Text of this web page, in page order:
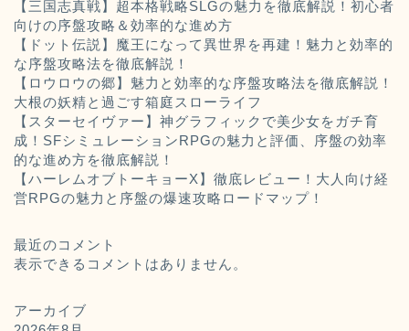
【三国志真戦】超本格戦略SLGの魅力を徹底解説！初心者
向けの序盤攻略＆効率的な進め方
【ドット伝説】魔王になって異世界を再建！魅力と効率的
な序盤攻略法を徹底解説！
【ロウロウの郷】魅力と効率的な序盤攻略法を徹底解説！
大根の妖精と過ごす箱庭スローライフ
【スターセイヴァー】神グラフィックで美少女をガチ育
成！SFシミュレーションRPGの魅力と評価、序盤の効率
的な進め方を徹底解説！
【ハーレムオブトーキョーX】徹底レビュー！大人向け経
営RPGの魅力と序盤の爆速攻略ロードマップ！
最近のコメント
表示できるコメントはありません。
アーカイブ